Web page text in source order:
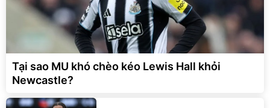
Tại sao MU khó chèo kéo Lewis Hall khỏi
Newcastle?